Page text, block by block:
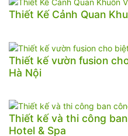
Thiết Kế Cảnh Quan
Thiết kế vườn fusion
Hà Nội
Thiết kế và thi công
Hotel & Spa